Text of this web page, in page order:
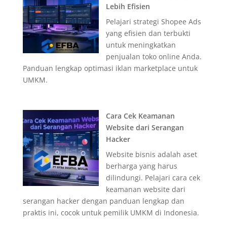
Lebih Efisien
Pelajari strategi Shopee Ads
yang efisien dan terbukti
untuk meningkatkan
penjualan toko online Anda.
Panduan lengkap optimasi iklan marketplace untuk
UMKM.
Cara Cek Keamanan
Website dari Serangan
Hacker
Website bisnis adalah aset
berharga yang harus
dilindungi. Pelajari cara cek
keamanan website dari
serangan hacker dengan panduan lengkap dan
praktis ini, cocok untuk pemilik UMKM di Indonesia.